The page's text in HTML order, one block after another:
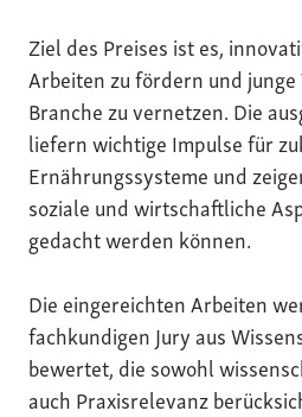
Ziel des Preises ist es,
Arbeiten zu fördern und
Branche zu vernetzen. Die
liefern wichtige Impulse für
Ernährungssysteme und
soziale und wirtschaftliche
gedacht werden können.
Die eingereichten Arbeiten
fachkundigen Jury aus
bewertet, die sowohl
auch Praxisrelevanz